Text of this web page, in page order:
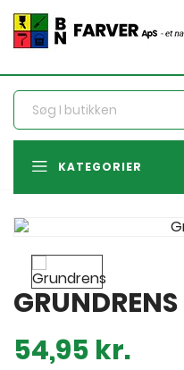
KATEGORIER
GRUNDRENS
54,95 kr.